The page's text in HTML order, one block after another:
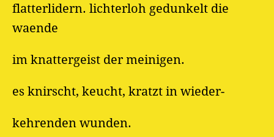
flatterlidern. lichterloh gedunkelt die
waende
im knattergeist der meinigen.
es knirscht, keucht, kratzt in wieder-
kehrenden wunden.